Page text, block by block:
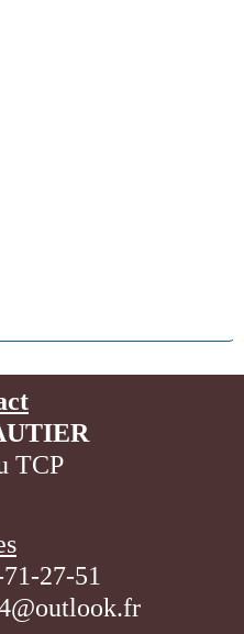
TCP
27-51